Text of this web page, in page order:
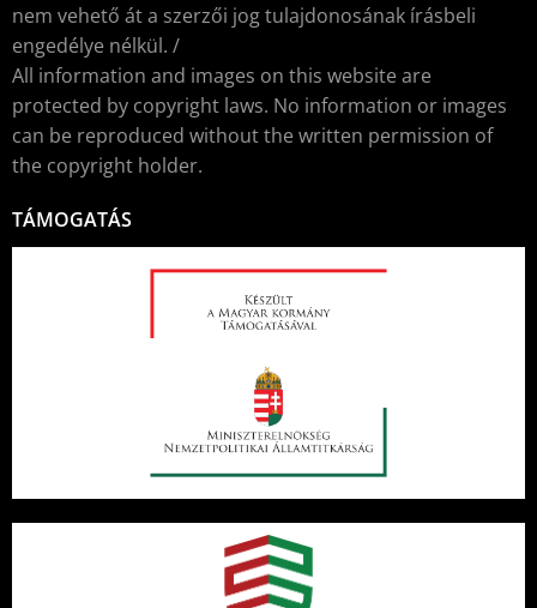
nem vehető át a szerzői jog tulajdonosának írásbeli
engedélye nélkül. /
All information and images on this website are
protected by copyright laws. No information or images
can be reproduced without the written permission of
the copyright holder.
TÁMOGATÁS